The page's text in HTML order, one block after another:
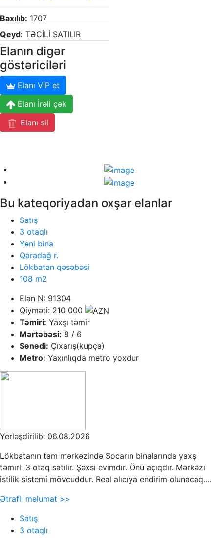
Baxılıb: 1707
Qeyd: TƏCİLİ SATILIR
Elanın digər
göstəriciləri
Elanı VİP et
Elanı İrəli çək
Elanı sil
Bu kateqoriyadan oxşar elanlar
Satış
3 otaqlı
Yeni bina
Qaradağ r.
Lökbatan qəsəbəsi
108 m2
Elan N: 91304
Qiyməti: 210 000
Təmiri: Yaxşı təmir
Mərtəbəsi: 9 / 6
Sənədi: Çıxarış(kupça)
Metro: Yaxınlıqda metro yoxdur
Yerləşdirilib: 06.08.2026
Lökbatanın tam mərkəzində Socarın binalarında yaxşı
təmirli 3 otaq satılır. Şəxsi evimdir. Önü açıqdır. Mərkəzi
istilik sistemi mövcuddur. Real alıcıya endirim olunacaq....
Ətraflı məlumat >>
Satış
3 otaqlı